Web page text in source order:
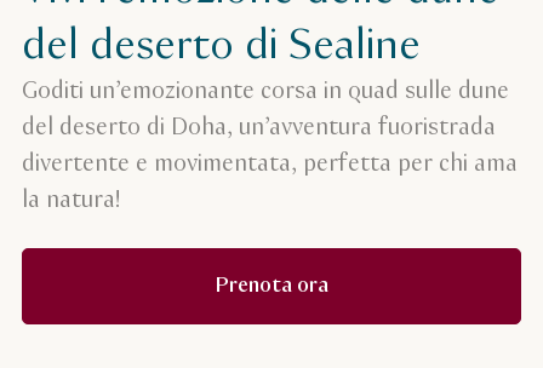
del deserto di Sealine
Goditi un’emozionante corsa in quad sulle dune
del deserto di Doha, un’avventura fuoristrada
divertente e movimentata, perfetta per chi ama
la natura!
Prenota ora